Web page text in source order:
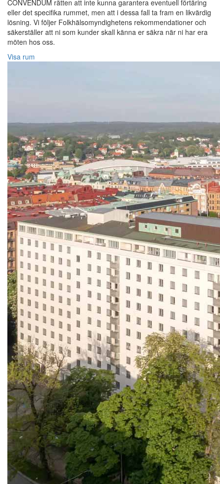
CONVENDUM rätten att inte kunna garantera eventuell förtäring
eller det specifika rummet, men att i dessa fall ta fram en likvärdig
lösning. Vi följer Folkhälsomyndighetens rekommendationer och
säkerställer att ni som kunder skall känna er säkra när ni har era
möten hos oss.
Visa rum